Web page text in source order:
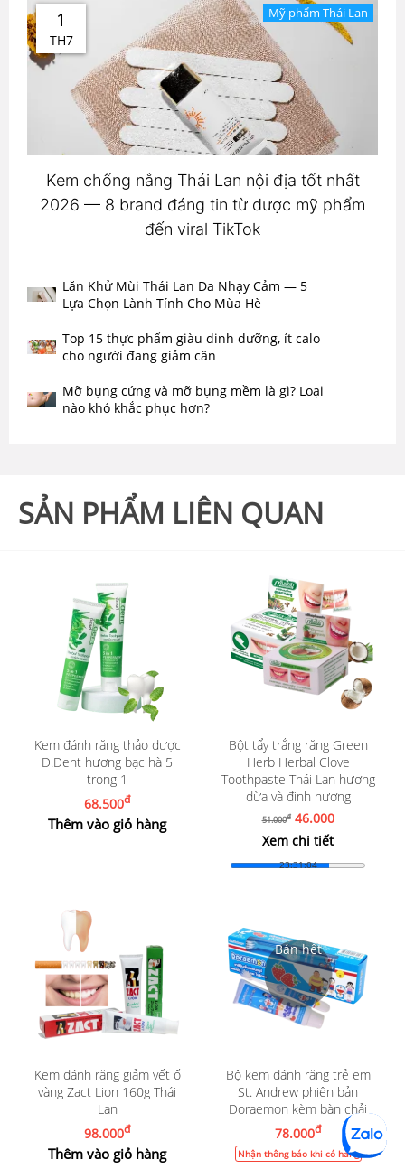
1
TH7
Mỹ phẩm Thái Lan
Kem chống nắng Thái Lan nội địa tốt nhất
2026 — 8 brand đáng tin từ dược mỹ phẩm
đến viral TikTok
Lăn Khử Mùi Thái Lan Da Nhạy Cảm — 5
Lựa Chọn Lành Tính Cho Mùa Hè
Top 15 thực phẩm giàu dinh dưỡng, ít calo
cho người đang giảm cân
Mỡ bụng cứng và mỡ bụng mềm là gì? Loại
nào khó khắc phục hơn?
SẢN PHẨM LIÊN QUAN
Kem đánh răng thảo dược
D.Dent hương bạc hà 5
trong 1
68.500đ
Thêm vào giỏ hàng
Bột tẩy trắng răng Green
Herb Herbal Clove
Toothpaste Thái Lan hương
dừa và đinh hương
51.000đ46.000
Xem chi tiết
23:31:03
Kem đánh răng giảm vết ố
vàng Zact Lion 160g Thái
Lan
98.000đ
Thêm vào giỏ hàng
Bộ kem đánh răng trẻ em
St. Andrew phiên bản
Doraemon kèm bàn chải
78.000đ
Nhận thông báo khi có hàng